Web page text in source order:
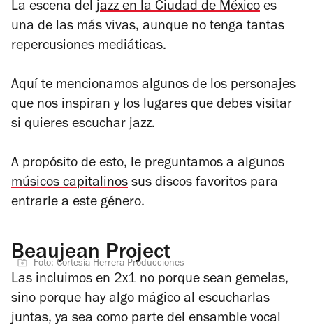
La escena deljazz en la Ciudad de México es
una de las más vivas, aunque no tenga tantas
repercusiones mediáticas.
Aquí te mencionamos algunos de los personajes
que nos inspiran y los lugares que debes visitar
si quieres escuchar jazz.
A propósito de esto, le preguntamos a algunos
músicos capitalinos sus discos favoritos para
entrarle a este género.
Beaujean Project
Foto: Cortesía Herrera Producciones
Las incluimos en 2x1 no porque sean gemelas,
sino porque hay algo mágico al escucharlas
juntas, ya sea como parte del ensamble vocal